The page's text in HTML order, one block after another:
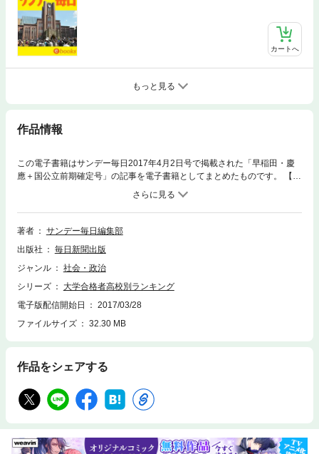
カートへ
もっと見る
作品情報
この電子書籍はサンデー毎日2017年4月2日号で掲載された「早稲田・慶
應＋国公立前期確定号」の記事を電子書籍としてまとめたものです。 【収
録内容】 ・早稲田・慶応「狭き門を制した高校」 ・早稲田 ・慶應義塾大
学 ・「早慶」留学生事情 ・2017年国公立前期 確定版 ・東京大学 ・京都
大学 ・北海道大学 ・東北大学 ・名古屋大学 ・大阪大学 ・九州大学 ・一
橋大学 ・東京工業大学 ・筑波大学 ・神戸大学 ・大阪府立大学 ・大阪私
030高校
著者
サンデー毎日編集部
出版社
毎日新聞出版
ジャンル
社会・政治
シリーズ
大学合格者高校別ランキング
電子版配信開始日
2017/03/28
ファイルサイズ
32.30 MB
作品をシェアする